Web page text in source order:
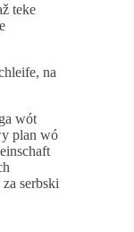
teke
na
wót
plan wó
serbski